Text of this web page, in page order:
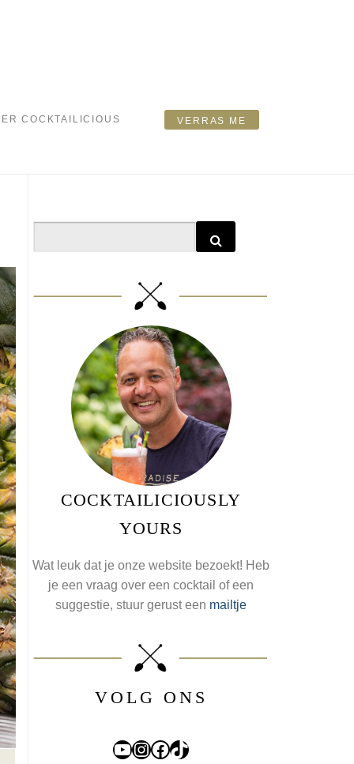
COCKTAILICIOUS VERRAS ME
COCKTAILICIOUSLY
YOURS
Wat leuk dat je onze website bezoekt! Heb
je een vraag over een cocktail of een
suggestie, stuur gerust een mailtje
VOLG ONS
YouTube
Instagram
Facebook
TikTok